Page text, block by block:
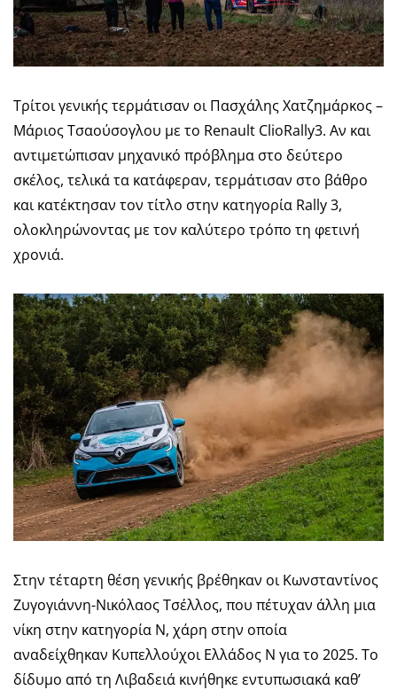
Τρίτοι γενικής τερμάτισαν οι Πασχάλης Χατζημάρκος –
Μάριος Τσαούσογλου με το Renault ClioRally3. Αν και
αντιμετώπισαν μηχανικό πρόβλημα στο δεύτερο
σκέλος, τελικά τα κατάφεραν, τερμάτισαν στο βάθρο
και κατέκτησαν τον τίτλο στην κατηγορία Rally 3,
ολοκληρώνοντας με τον καλύτερο τρόπο τη φετινή
χρονιά.
Στην τέταρτη θέση γενικής βρέθηκαν οι Κωνσταντίνος
Ζυγογιάννη-Νικόλαος Τσέλλος, που πέτυχαν άλλη μια
νίκη στην κατηγορία Ν, χάρη στην οποία
αναδείχθηκαν Κυπελλούχοι Ελλάδος Ν για το 2025. Το
δίδυμο από τη Λιβαδειά κινήθηκε εντυπωσιακά καθ’